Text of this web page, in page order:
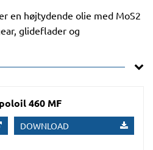
en højtydende olie med MoS2
glideflader og
460 MF
DOWNLOAD